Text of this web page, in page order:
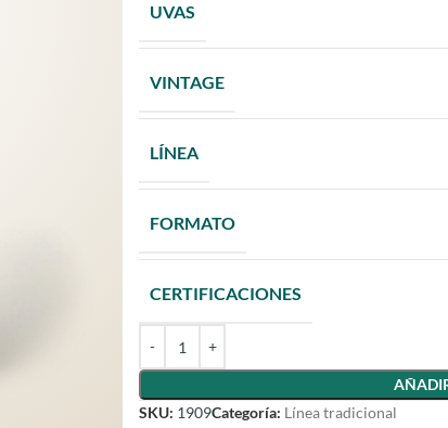
UVAS
VINTAGE
LÍNEA
FORMATO
CERTIFICACIONES
SKU: 1909Categoría: Línea tradicional